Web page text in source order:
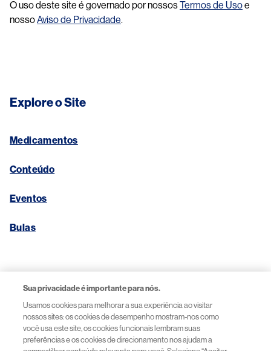
O uso deste site é governado por nossosTermos de Usoe
nossoAviso de Privacidade.
Explore o Site
Medicamentos
Conteúdo
Eventos
Bulas
Aviso de Privacidade
Termos de Uso
Sua privacidade é importante para nós.
Usamos cookies para melhorar a sua experiência ao visitar
nossos sites: os cookies de desempenho mostram-nos como
você usa este site, os cookies funcionais lembram suas
preferências e os cookies de direcionamento nos ajudam a